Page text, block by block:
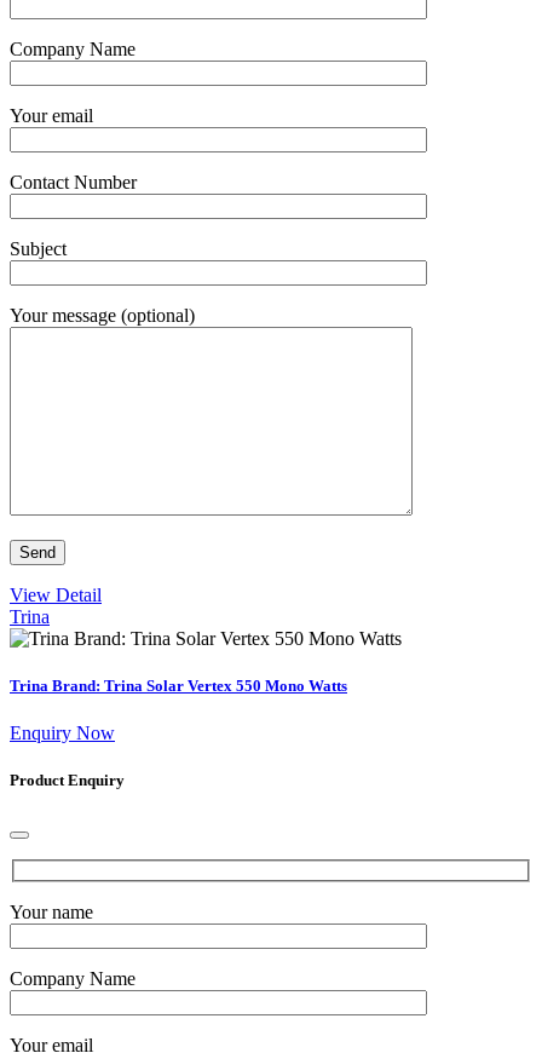
Company Name
Your email
Contact Number
Subject
Your message (optional)
View Detail
Trina
Trina Brand: Trina Solar Vertex 550 Mono Watts
Enquiry Now
Product Enquiry
Your name
Company Name
Your email